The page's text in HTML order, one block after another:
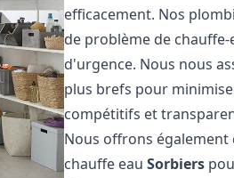
efficacement. Nos
de problème de
d'urgence. Nous nous
plus brefs pour
compétitifs et
Nous offrons
chauffe eauSorbiers